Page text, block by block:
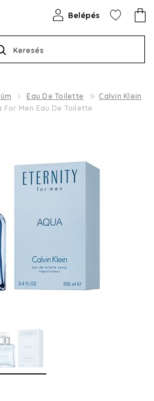
Keresés
Belépés
Eau De Toilette
Calvin Klein
For Men Eau De Toilette